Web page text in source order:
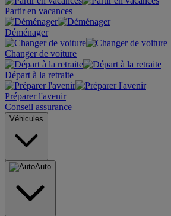
Partir en vacances
Déménager
Changer de voiture
Départ à la retraite
Préparer l'avenir
Conseil assurance
Véhicules
Auto